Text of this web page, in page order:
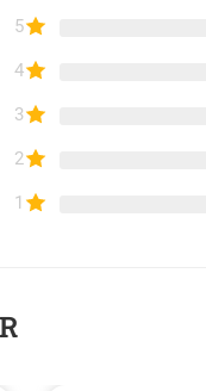
5
4
3
2
1